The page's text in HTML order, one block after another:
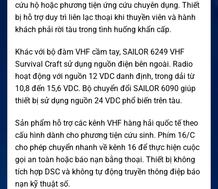
cứu hộ hoặc phương tiện ứng cứu chuyên dụng. Thiết
bị hỗ trợ duy trì liên lạc thoại khi thuyền viên và hành
khách phải rời tàu trong tình huống khẩn cấp.
Khác với bộ đàm VHF cầm tay, SAILOR 6249 VHF
Survival Craft sử dụng nguồn điện bên ngoài. Radio
hoạt động với nguồn 12 VDC danh định, trong dải từ
10,8 đến 15,6 VDC. Bộ chuyển đổi SAILOR 6090 giúp
thiết bị sử dụng nguồn 24 VDC phổ biến trên tàu.
Sản phẩm hỗ trợ các kênh VHF hàng hải quốc tế theo
cấu hình dành cho phương tiện cứu sinh. Phím 16/C
cho phép chuyển nhanh về kênh 16 để thực hiện cuộc
gọi an toàn hoặc báo nạn bằng thoại. Thiết bị không
tích hợp DSC và không tự động truyền thông điệp báo
nạn kỹ thuật số.